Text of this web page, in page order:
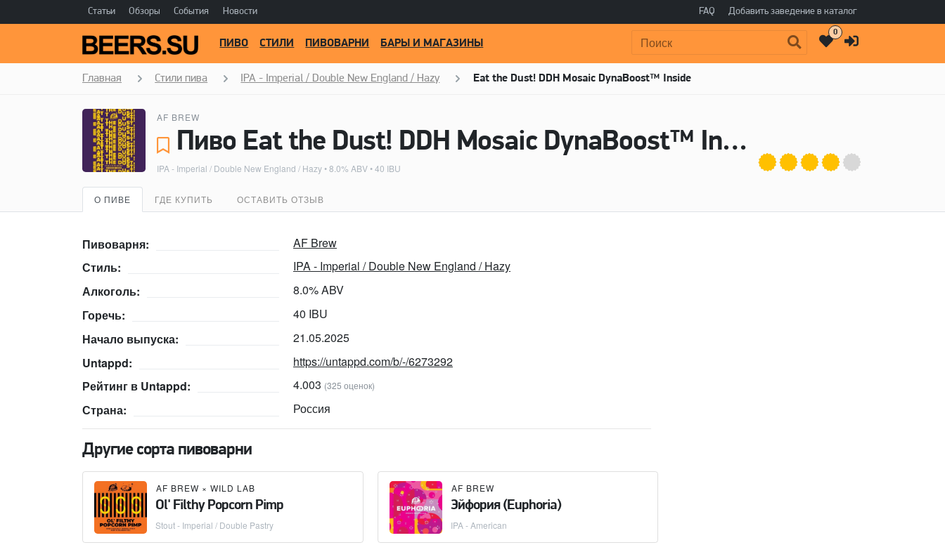
Статьи Обзоры События Новости FAQ Добавить заведение в каталог
Поиск:
ПИВО СТИЛИ ПИВОВАРНИ БАРЫ И МАГАЗИНЫ
0
Главная Стили пива IPA - Imperial / Double New England / Hazy Eat the Dust! DDH Mosaic DynaBoost™ Inside
AF BREW
Пиво Eat the Dust! DDH Mosaic DynaBoost™ Inside - AF Brew
IPA - Imperial / Double New England / Hazy• 8.0% ABV • 40 IBU
О ПИВЕ ГДЕ КУПИТЬ ОСТАВИТЬ ОТЗЫВ
Пивоварня:
AF Brew
Стиль:
IPA - Imperial / Double New England / Hazy
Алкоголь:
8.0% ABV
Горечь:
40 IBU
Начало выпуска:
21.05.2025
Untappd:
https://untappd.com/b/-/6273292
Рейтинг в Untappd:
4.003 (325 оценок)
Страна: Россия
Другие сорта пивоварни
AF BREW × WILD LAB
Ol' Filthy Popcorn Pimp
Stout - Imperial / Double Pastry
AF BREW
Эйфория (Euphoria)
IPA - American